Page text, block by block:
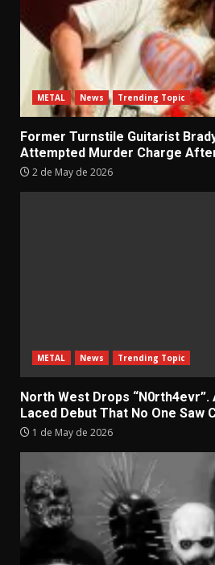
METAL News Trending Topic
Former Turnstile Guitarist
Attempted Murder Charge
2 de May de 2026
METAL News Trending Topic
North West Drops “N0rth4evr”.
Laced Debut That No One Saw
1 de May de 2026